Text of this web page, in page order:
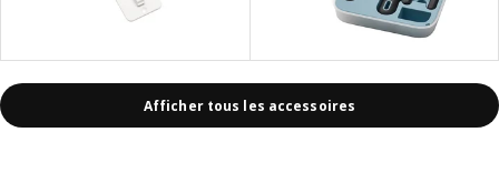
Afficher tous les accessoires